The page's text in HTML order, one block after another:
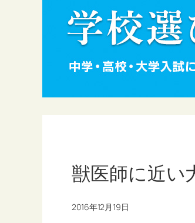
獣医師に近い
2016年12月19日